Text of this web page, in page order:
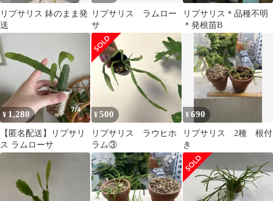
リプサリス 鉢のまま発
送
リプサリス ラムロー
サ
リプサリス＊品種不明
＊発根苗B
¥ 1,280
【匿名配送】リプサリ
ス ラムローサ
¥500
リプサリス ラウヒホ
ラム③
¥690
リプサリス 2種 根付
き